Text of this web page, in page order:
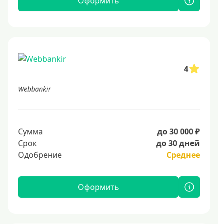
4
Webbankir
Сумма
до 30 000 ₽
Срок
до 30 дней
Одобрение
Среднее
Оформить